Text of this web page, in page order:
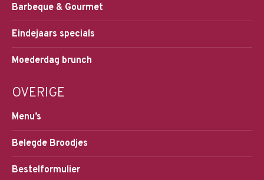
Barbeque & Gourmet
Eindejaars specials
Moederdag brunch
OVERIGE
Menu’s
Belegde Broodjes
Bestelformulier